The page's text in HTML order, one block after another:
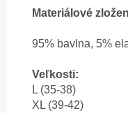
Materiálové
95% bavlna, 5%
Veľkosti:
L (35-38)
XL (39-42)